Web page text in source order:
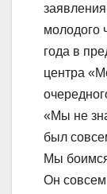
молодого
года в
центра
«Мы не
был
Мы
Он